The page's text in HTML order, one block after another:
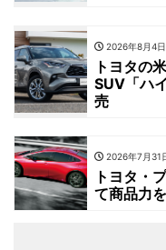
2026年8月4日
トヨタの
SUV「ハ
売
2026年7月31
トヨタ・
て商品力